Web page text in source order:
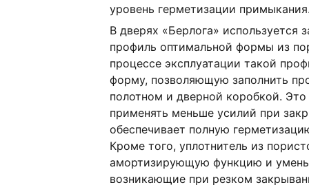
уровень герметизации
В дверях «Берлога» используется
профиль оптимальной формы из
процессе эксплуатации такой
форму, позволяющую заполнить
полотном и дверной коробкой. Это
применять меньше усилий при
обеспечивает полную
Кроме того, уплотнитель из
амортизирующую функцию и
возникающие при резком